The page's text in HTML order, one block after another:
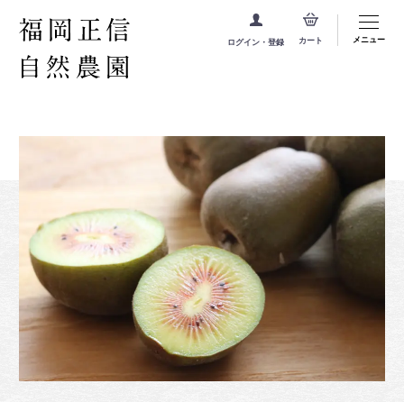
ログイン・登録 カート メニュー